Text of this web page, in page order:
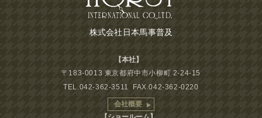
株式会社日本馬事普及
【本社】
〒183-0013 東京都府中市小柳町 2-24-15
TEL.042-362-3511 FAX.042-362-0220
会社概要